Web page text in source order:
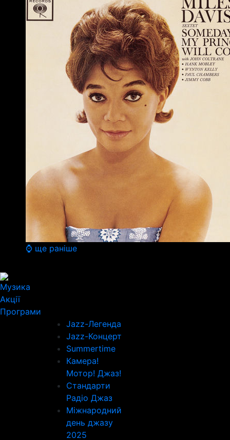
⌚ ще раніше
Музика
Акції
Програми
Jazz-Легенда
Jazz-Концерт
Summertime
Камера!
Мотор! Джаз!
Стандарти
Радіо Джаз
Міжнародний
день джазу
2025